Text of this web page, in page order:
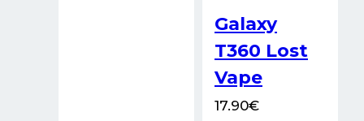
Galaxy
T360 Lost
Vape
17.90€